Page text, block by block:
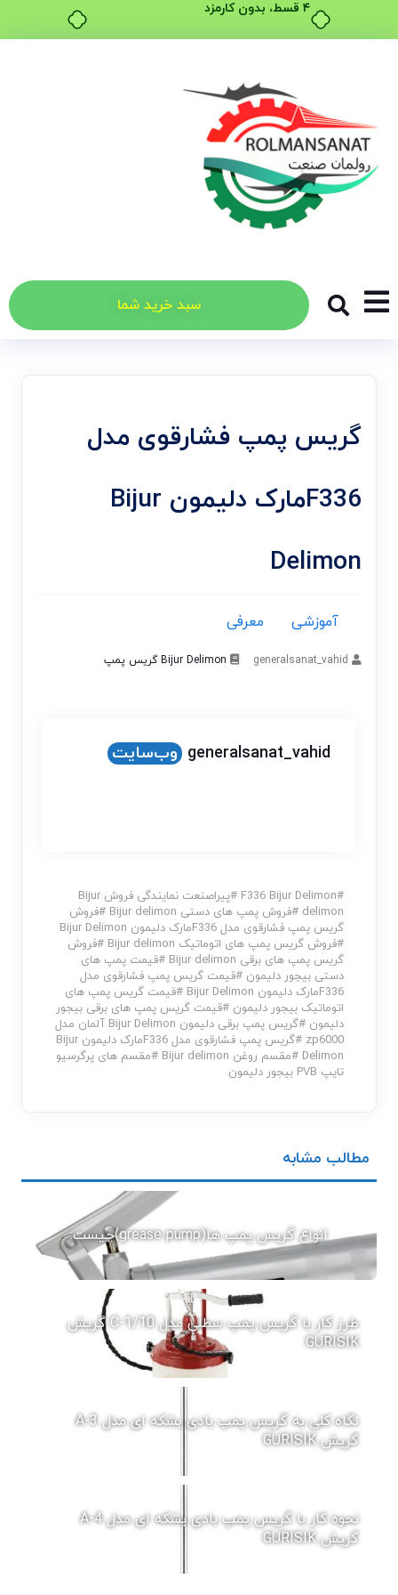
۴ قسط، بدون کارمزد
سبد خرید شما
گریس پمپ فشارقوی مدل
F336مارک دلیمون Bijur
Delimon
آموزشی معرفی
Bijur Delimon گریس پمپ
generalsanat_vahid وب‌سایت
#
F336 Bijur Delimon
#
پیراصنعت نمایندگی فروش Bijur
delimon
#فروش پمپ های دستی Bijur delimon #فروش
گریس پمپ فشارقوی مدل F336مارک دلیمون Bijur Delimon
#فروش گریس پمپ های اتوماتیک Bijur delimon #فروش
گریس پمپ های برقی Bijur delimon
#قیمت پمپ های
دستی بیجور دلیمون #قیمت گریس پمپ فشارقوی مدل
F336مارک دلیمون Bijur Delimon
#قیمت گریس پمپ های
اتوماتیک بیجور دلیمون #قیمت گریس پمپ های برقی بیجور
دلیمون #
گریس پمپ برقی دلیمون Bijur Delimon آلمان مدل
zp6000
#
گریس پمپ فشارقوی مدل F336مارک دلیمون Bijur
Delimon
#مقسم روغن Bijur delimon #مقسم های پرگرسیو
تایپ PVB بیجور دلیمون
مطالب مشابه
انواع گریس پمپ ها(grease pump)چیست:
طرز کار با گریس پمپ سطلی مدل C-1/10 گریش
GURISIK
نگاه کلی به گریس پمپ بادی بشکه ای مدل A-3
گریش GURISIK
نحوه کار با گریس پمپ بادی بشکه ای مدل A-4
گریش GURISIK